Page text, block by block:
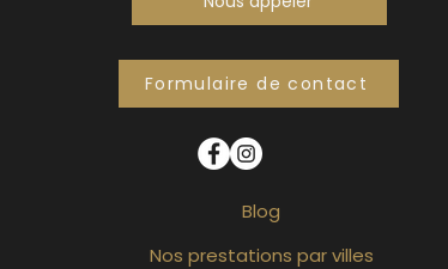
Formulaire de contact
Blog
Nos prestations par villes